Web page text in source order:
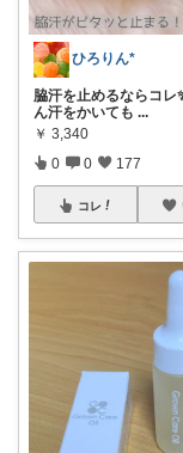
ひろりん*
脇汗を止めるならコレ
ん汗をかいても ...
￥ 3,340
0 0 177
コレ